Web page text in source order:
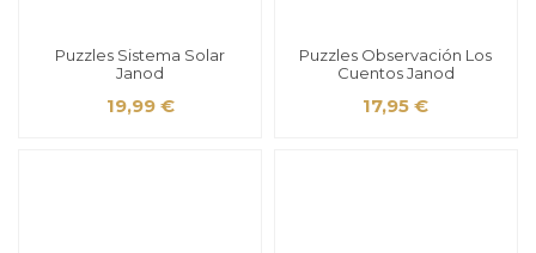
Puzzles Sistema Solar
Janod
19,99 €
Puzzles Observación Los
Cuentos Janod
17,95 €